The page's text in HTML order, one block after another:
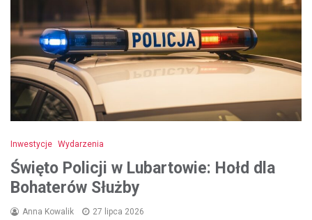
Inwestycje Wydarzenia
Święto Policji w Lubartowie: Hołd dla
Bohaterów Służby
Anna Kowalik 27 lipca 2026